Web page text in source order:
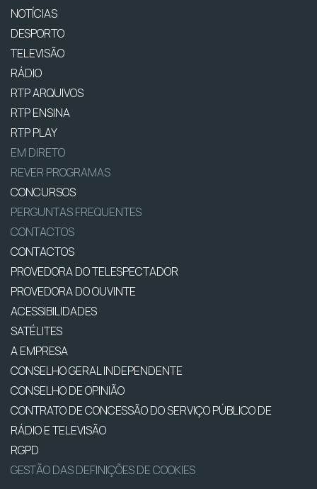
NOTÍCIAS
DESPORTO
TELEVISÃO
RÁDIO
RTP ARQUIVOS
RTP ENSINA
RTP PLAY
EM DIRETO
REVER PROGRAMAS
CONCURSOS
PERGUNTAS FREQUENTES
CONTACTOS
CONTACTOS
PROVEDORA DO TELESPECTADOR
PROVEDORA DO OUVINTE
ACESSIBILIDADES
SATÉLITES
A EMPRESA
CONSELHO GERAL INDEPENDENTE
CONSELHO DE OPINIÃO
CONTRATO DE CONCESSÃO DO SERVIÇO PÚBLICO DE
RÁDIO E TELEVISÃO
RGPD
GESTÃO DAS DEFINIÇÕES DE COOKIES